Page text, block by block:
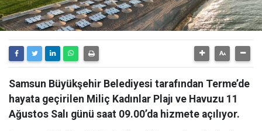
Samsun Büyükşehir Belediyesi tarafından Terme’de
hayata geçirilen Miliç Kadınlar Plajı ve Havuzu 11
Ağustos Salı günü saat 09.00’da hizmete açılıyor.